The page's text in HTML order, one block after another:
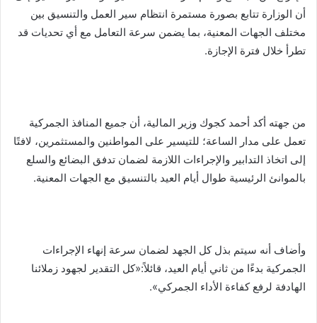
أن الوزارة تتابع بصورة مستمرة انتظام سير العمل والتنسيق بين
مختلف الجهات المعنية، بما يضمن سرعة التعامل مع أي تحديات قد
تطرأ خلال فترة الإجازة.
من جهته أكد أحمد كجوك وزير المالية، أن جميع المنافذ الجمركية
تعمل على مدار الساعة؛ للتيسير على المواطنين والمستثمرين، لافتًا
إلى اتخاذ التدابير والإجراءات اللازمة لضمان تدفق البضائع والسلع
بالموانئ الرئيسية طوال أيام العيد بالتنسيق مع الجهات المعنية.
وأضاف أنه سيتم بذل كل الجهد لضمان سرعة إنهاء الإجراءات
الجمركية بدءًا من ثاني أيام العيد، قائلاً:«كل التقدير لجهود زملائنا
الهادفة لرفع كفاءة الأداء الجمركي».